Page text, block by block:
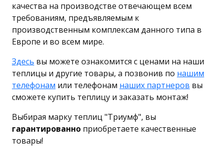
качества на производстве отвечающем всем
требованиям, предъявляемым к
производственным комплексам данного типа в
Европе и во всем мире.
Здесь вы можете ознакомится с ценами на наши
теплицы и другие товары, а позвонив по нашим
телефонам или телефонам наших партнеров вы
сможете купить теплицу и заказать монтаж!
Выбирая марку теплиц "Триумф", вы
гарантированно приобретаете качественные
товары!